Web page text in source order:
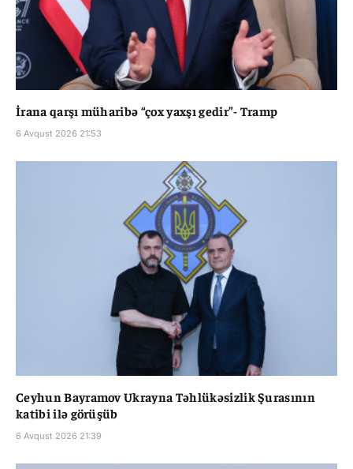
İrana qarşı müharibə “çox yaxşı gedir”- Tramp
6 Avqust 2026 21:53
Ceyhun Bayramov Ukrayna Təhlükəsizlik Şurasının
katibi ilə görüşüb
6 Avqust 2026 21:39